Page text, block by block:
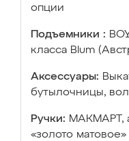
опции
Подъемники :
класса Blum
Аксессуары:
бутылочницы,
Ручки: МАКМАРТ,
«золото матовое»